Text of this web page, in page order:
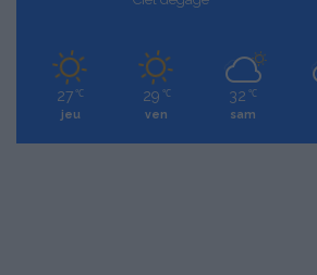
27 ℃
jeu
29 ℃
ven
32 ℃
sam